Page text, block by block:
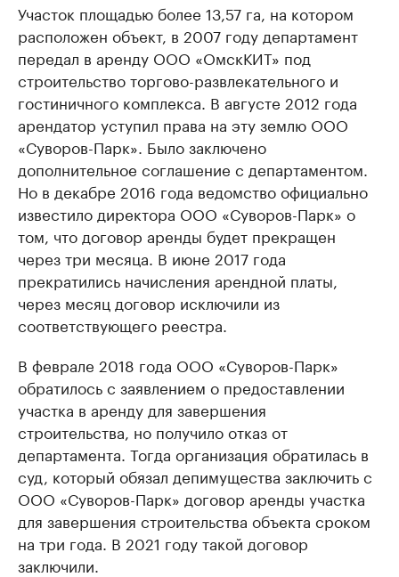
Участок площадью более 13,57 га, на котором
расположен объект, в 2007 году департамент
передал в аренду ООО «ОмскКИТ» под
строительство торгово-развлекательного и
гостиничного комплекса. В августе 2012 года
арендатор уступил права на эту землю ООО
«Суворов-Парк». Было заключено
дополнительное соглашение с департаментом.
Но в декабре 2016 года ведомство официально
известило директора ООО «Суворов-Парк» о
том, что договор аренды будет прекращен
через три месяца. В июне 2017 года
прекратились начисления арендной платы,
через месяц договор исключили из
соответствующего реестра.
В феврале 2018 года ООО «Суворов-Парк»
обратилось с заявлением о предоставлении
участка в аренду для завершения
строительства, но получило отказ от
департамента. Тогда организация обратилась в
суд, который обязал депимущества заключить с
ООО «Суворов-Парк» договор аренды участка
для завершения строительства объекта сроком
на три года. В 2021 году такой договор
заключили.